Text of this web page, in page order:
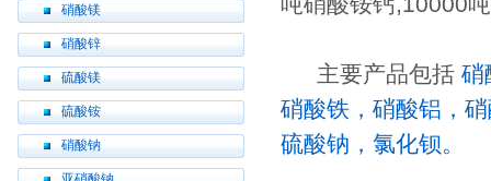
硝酸镁
硝酸锌
硫酸镁
硫酸铵
硝酸钠
主要产品包括 硝
硝酸铁，硝酸铝，
硫酸钠，氯化钡。